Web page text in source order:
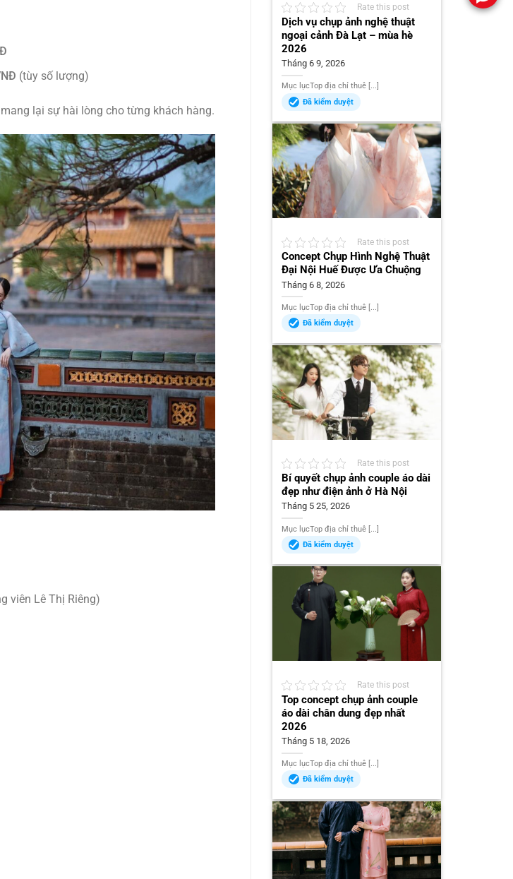
(tùy số lượng)
lại sự hài lòng cho từng khách hàng.
viên Lê Thị Riêng)
Rate this post
Dịch vụ chụp ảnh nghệ thuật
ngoại cảnh Đà Lạt – mùa hè
2026
Tháng 6 9, 2026
Mục lụcTop địa chỉ thuê [...]
Đã kiểm duyệt
Rate this post
Concept Chụp Hình Nghệ Thuật
Đại Nội Huế Được Ưa Chuộng
Tháng 6 8, 2026
Mục lụcTop địa chỉ thuê [...]
Đã kiểm duyệt
Rate this post
Bí quyết chụp ảnh couple áo dài
đẹp như điện ảnh ở Hà Nội
Tháng 5 25, 2026
Mục lụcTop địa chỉ thuê [...]
Đã kiểm duyệt
Rate this post
Top concept chụp ảnh couple
áo dài chân dung đẹp nhất
2026
Tháng 5 18, 2026
Mục lụcTop địa chỉ thuê [...]
Đã kiểm duyệt